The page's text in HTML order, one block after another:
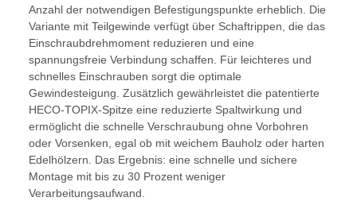
Anzahl der notwendigen Befestigungspunkte erheblich. Die
Variante mit Teilgewinde verfügt über Schaftrippen, die das
Einschraubdrehmoment reduzieren und eine
spannungsfreie Verbindung schaffen. Für leichteres und
schnelles Einschrauben sorgt die optimale
Gewindesteigung. Zusätzlich gewährleistet die patentierte
HECO-TOPIX-Spitze eine reduzierte Spaltwirkung und
ermöglicht die schnelle Verschraubung ohne Vorbohren
oder Vorsenken, egal ob mit weichem Bauholz oder harten
Edelhölzern. Das Ergebnis: eine schnelle und sichere
Montage mit bis zu 30 Prozent weniger
Verarbeitungsaufwand.